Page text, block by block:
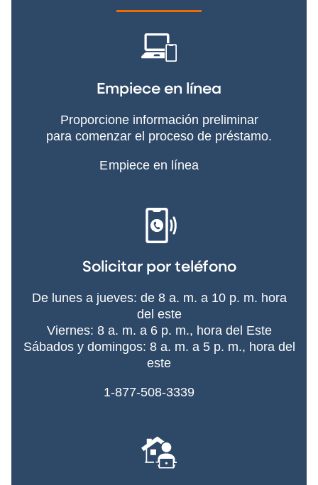
Empiece en línea
Proporcione información preliminar
para comenzar el proceso de préstamo.
Empiece en línea
Solicitar por teléfono
De lunes a jueves: de 8 a. m. a 10 p. m. hora
del este
Viernes: 8 a. m. a 6 p. m., hora del Este
Sábados y domingos: 8 a. m. a 5 p. m., hora del
este
1-877-508-3339